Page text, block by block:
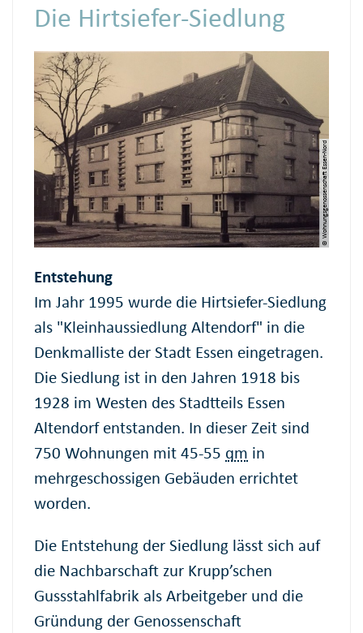
Die Hirtsiefer-Siedlung
© Wohnungsgenossenschaft Essen-Nord
Entstehung
Im Jahr 1995 wurde die Hirtsiefer-Siedlung
als "Kleinhaussiedlung Altendorf" in die
Denkmalliste der Stadt Essen eingetragen.
Die Siedlung ist in den Jahren 1918 bis
1928 im Westen des Stadtteils Essen
Altendorf entstanden. In dieser Zeit sind
750 Wohnungen mit 45-55 qm in
mehrgeschossigen Gebäuden errichtet
worden.
Die Entstehung der Siedlung lässt sich auf
die Nachbarschaft zur Krupp’schen
Gussstahlfabrik als Arbeitgeber und die
Gründung der Genossenschaft